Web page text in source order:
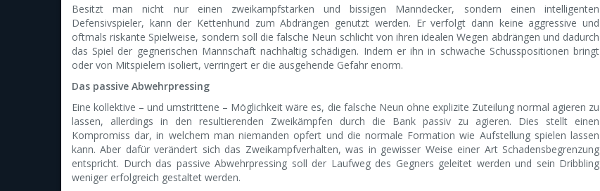
Besitzt man nicht nur einen zweikampfstarken und bissigen Manndecker, sondern einen intelligenten
Defensivspieler, kann der Kettenhund zum Abdrängen genutzt werden. Er verfolgt dann keine aggressive und
oftmals riskante Spielweise, sondern soll die falsche Neun schlicht von ihren idealen Wegen abdrängen und dadurch
das Spiel der gegnerischen Mannschaft nachhaltig schädigen. Indem er ihn in schwache Schusspositionen bringt
oder von Mitspielern isoliert, verringert er die ausgehende Gefahr enorm.
Das passive Abwehrpressing
Eine kollektive – und umstrittene – Möglichkeit wäre es, die falsche Neun ohne explizite Zuteilung normal agieren zu
lassen, allerdings in den resultierenden Zweikämpfen durch die Bank passiv zu agieren. Dies stellt einen
Kompromiss dar, in welchem man niemanden opfert und die normale Formation wie Aufstellung spielen lassen
kann. Aber dafür verändert sich das Zweikampfverhalten, was in gewisser Weise einer Art Schadensbegrenzung
entspricht. Durch das passive Abwehrpressing soll der Laufweg des Gegners geleitet werden und sein Dribbling
weniger erfolgreich gestaltet werden.